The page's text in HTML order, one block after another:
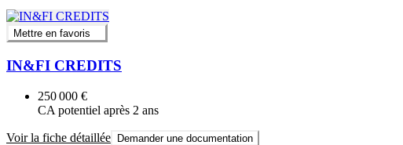
Mettre en favoris
IN&FI CREDITS
250 000 €
CA potentiel après 2 ans
Voir la fiche détaillée Demander une documentation